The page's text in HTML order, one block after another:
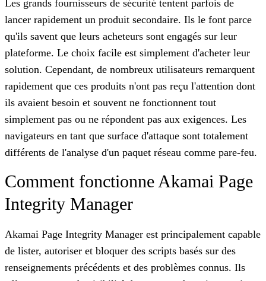
Les grands fournisseurs de sécurité tentent parfois de
lancer rapidement un produit secondaire. Ils le font parce
qu'ils savent que leurs acheteurs sont engagés sur leur
plateforme. Le choix facile est simplement d'acheter leur
solution. Cependant, de nombreux utilisateurs remarquent
rapidement que ces produits n'ont pas reçu l'attention dont
ils avaient besoin et souvent ne fonctionnent tout
simplement pas ou ne répondent pas aux exigences. Les
navigateurs en tant que surface d'attaque sont totalement
différents de l'analyse d'un paquet réseau comme pare-feu.
Comment fonctionne Akamai Page
Integrity Manager
Akamai Page Integrity Manager est principalement capable
de lister, autoriser et bloquer des scripts basés sur des
renseignements précédents et des problèmes connus. Ils